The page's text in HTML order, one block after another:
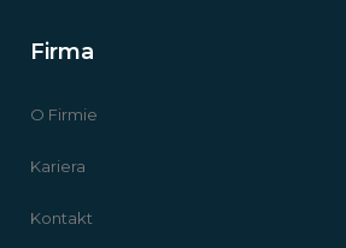
Firma
O Firmie
Kariera
Kontakt